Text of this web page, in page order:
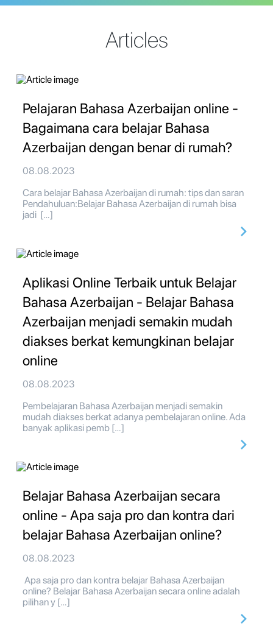
Articles
Pelajaran Bahasa Azerbaijan online -
Bagaimana cara belajar Bahasa
Azerbaijan dengan benar di rumah?
08.08.2023
Cara belajar Bahasa Azerbaijan di rumah: tips dan saran
Pendahuluan:Belajar Bahasa Azerbaijan di rumah bisa
jadi […]
Aplikasi Online Terbaik untuk Belajar
Bahasa Azerbaijan - Belajar Bahasa
Azerbaijan menjadi semakin mudah
diakses berkat kemungkinan belajar
online
08.08.2023
Pembelajaran Bahasa Azerbaijan menjadi semakin
mudah diakses berkat adanya pembelajaran online. Ada
banyak aplikasi pemb […]
Belajar Bahasa Azerbaijan secara
online - Apa saja pro dan kontra dari
belajar Bahasa Azerbaijan online?
08.08.2023
Apa saja pro dan kontra belajar Bahasa Azerbaijan
online? Belajar Bahasa Azerbaijan secara online adalah
pilihan y […]